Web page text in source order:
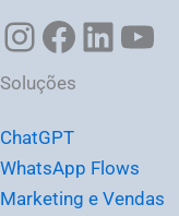
Soluções
ChatGPT
WhatsApp Flows
Marketing e Vendas